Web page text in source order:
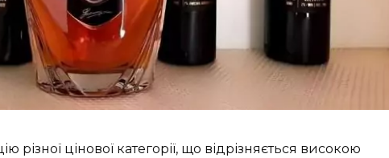
різної цінової категорії, що відрізняється високою